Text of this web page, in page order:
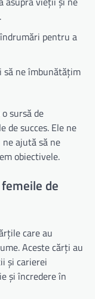
pentru a
să ne îmbunătățim
sursă de
de succes. Ele ne
ajută să ne
obiectivele.
de
care au
Aceste cărți au
și carierei
și încredere în